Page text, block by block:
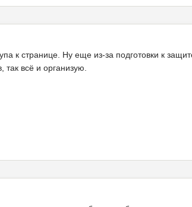
к странице. Ну еще из-за подготовки к
всё и организую.